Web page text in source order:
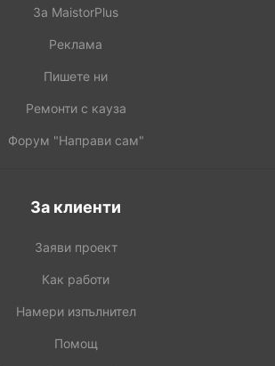
За MaistorPlus
Реклама
Пишете ни
Ремонти с кауза
Форум "Направи сам"
За клиенти
Заяви проект
Как работи
Намери изпълнител
Помощ